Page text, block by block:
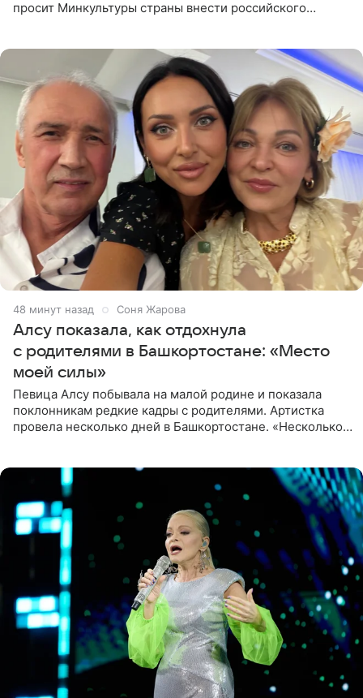
просит Минкультуры страны внести российского
48 минут назад Соня Жарова
Алсу показала, как отдохнула
с родителями в Башкортостане: «Место
моей силы»
Певица Алсу побывала на малой родине и показала
поклонникам редкие кадры с родителями. Артистка
провела несколько дней в Башкортостане. «Несколько